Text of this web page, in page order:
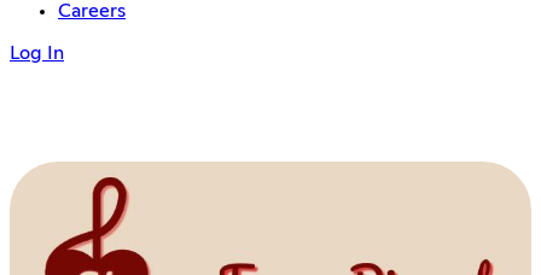
Careers
Log In